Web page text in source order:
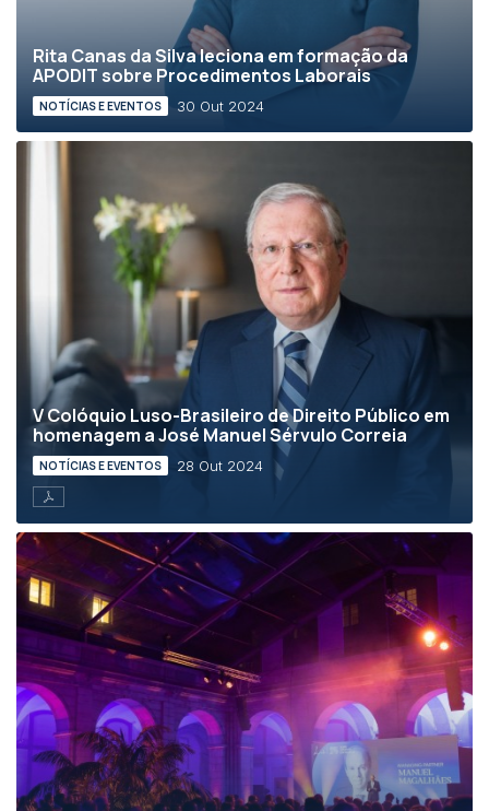
Rita Canas da Silva leciona em formação da
APODIT sobre Procedimentos Laborais
NOTÍCIAS E EVENTOS 30 Out 2024
V Colóquio Luso-Brasileiro de Direito Público em
homenagem a José Manuel Sérvulo Correia
NOTÍCIAS E EVENTOS 28 Out 2024